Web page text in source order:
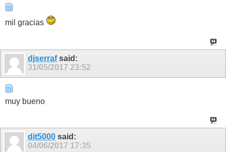
mil gracias
djserrafsaid:
31/05/2017 23:52
muy bueno
dit5000 said:
04/06/2017 17:35